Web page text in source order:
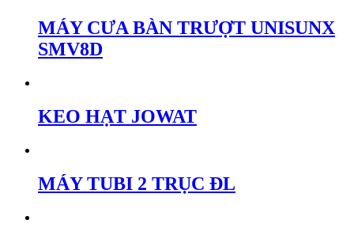
MÁY CƯA BÀN TRƯỢT UNISUNX
SMV8D
KEO HẠT JOWAT
MÁY TUBI 2 TRỤC ĐL